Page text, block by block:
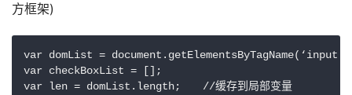
方框架)
var domList = document.getElementsByTagName(‘input')
var checkBoxList = [];
var len = domList.length;　　//缓存到局部变量